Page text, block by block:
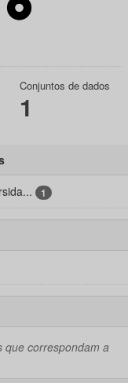
Conjuntos de dados
1
1
que correspondam a